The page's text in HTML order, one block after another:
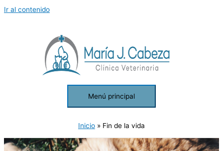
Ir al contenido
Menú principal
Inicio Fin de la vida